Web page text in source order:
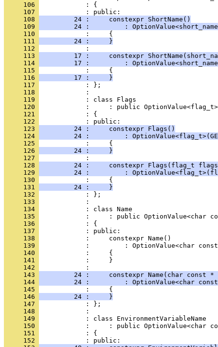
     106
            : {
     107
            : public:
     108
         24 :     constexpr ShortName()
     109
24 :         :
     110
            :     {
     111
         24 :     }
     112
            :
     113
17 :     constexpr
     114
17 :         :
     115
            :     {
     116
         17 :     }
     117
            : };
     118
            :
     119
            : class Flags
     120
            :     : public OptionValue<flag_t>
     121
            : {
     122
            : public:
     123
         24 :     constexpr Flags()
     124
24 :         :
     125
            :     {
     126
         24 :     }
     127
            :
     128
24 :     constexpr Flags(flag_t
     129
24 :         :
     130
            :     {
     131
         24 :     }
     132
            : };
     133
            :
     134
            : class Name
     135
:     : public OptionValue<char
     136
            : {
     137
            : public:
     138
            :     constexpr Name()
     139
:         : OptionValue<char
     140
            :     {
     141
            :     }
     142
            :
     143
24 :     constexpr Name(char const *
     144
24 :         : OptionValue<char
     145
            :     {
     146
         24 :     }
     147
            : };
     148
            :
     149
            : class EnvironmentVariableName
     150
:     : public OptionValue<char
     151
            : {
     152
            : public: